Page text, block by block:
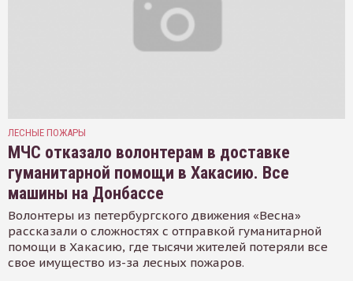
ЛЕСНЫЕ ПОЖАРЫ
МЧС отказало волонтерам в доставке
гуманитарной помощи в Хакасию. Все
машины на Донбассе
Волонтеры из петербургского движения «Весна»
рассказали о сложностях с отправкой гуманитарной
помощи в Хакасию, где тысячи жителей потеряли все
свое имущество из-за лесных пожаров.